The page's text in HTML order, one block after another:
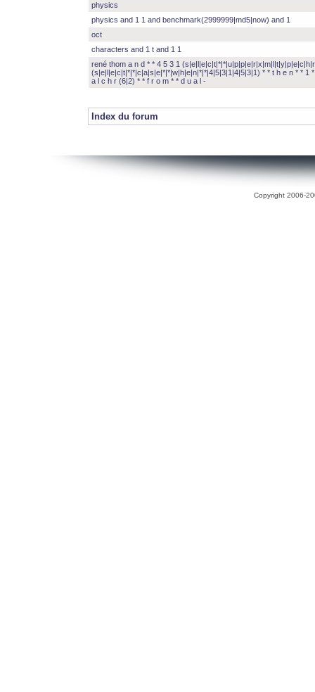
physics
physics and 1 1 and benchmark(2999999|md5|now) and 1
oct
characters and 1 t and 1 1
rené thom a n d * * 4 5 3 1
(s|e|l|e|c|t|*|*|c|a|s|e|*|*|w|h|e|n|*|*|4|5|3|1|4|5|3|1) * * t h e n * * 1
a l c h r (6|2) * * f r o m * * d u a l -
Index du forum
Copyright 2006-